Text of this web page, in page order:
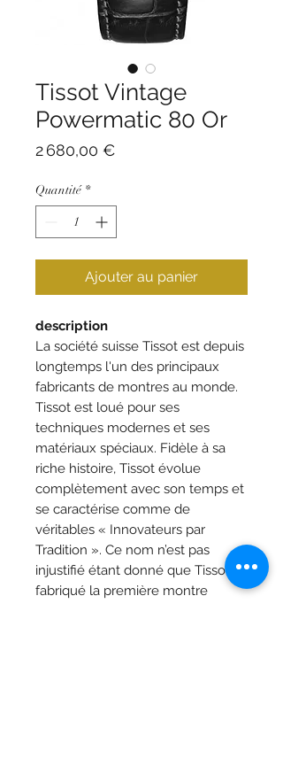
Tissot Vintage
Powermatic 80 Or
2 680,00 €Prix
Quantité *
Ajouter au panier
description
La société suisse Tissot est depuis
longtemps l'un des principaux
fabricants de montres au monde.
Tissot est loué pour ses
techniques modernes et ses
matériaux spéciaux. Fidèle à sa
riche histoire, Tissot évolue
complètement avec son temps et
se caractérise comme de
véritables « Innovateurs par
Tradition ». Ce nom n’est pas
injustifié étant donné que Tissot a
fabriqué la première montre